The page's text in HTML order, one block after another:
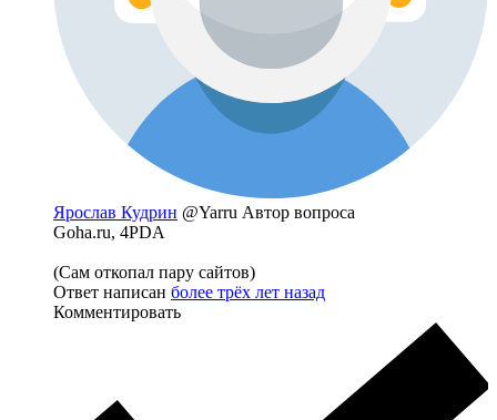
Ярослав Кудрин @Yarru Автор вопроса
Goha.ru, 4PDA
(Сам откопал пару сайтов)
Ответ написан более трёх лет назад
Комментировать